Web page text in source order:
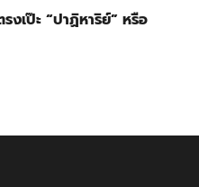
งเป๊ะ “ปาฏิหาริย์” หรือ